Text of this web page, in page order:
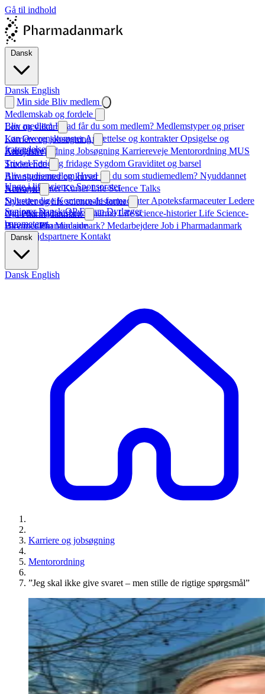
Gå til indhold
Dansk
Dansk English
Min side Bliv medlem
Medlemskab og fordele
Bliv medlemHvad får du som medlem? Medlemstyper og priser
Løn og vilkår
LønOverenskomsterAnsættelse og kontrakterOpsigelse og
fratrædelse
Karriere og jobsøgning
Karrierevejledning Jobsøgning Karriereveje Mentorordning MUS
Arbejdsliv
TrivselFerie og fridage Sygdom Graviditet og barsel
Studerende
Bliv studiemedlemHvad får du som studiemedlem? Nyuddannet
Unge i life scienceSponsorater
Arrangementer og kurser
ArrangementerKurserLife Science Talks
Netværk
SelvstændigeKommunale farmaceuterApoteksfarmaceuterLedere
SeniorerDansk QP ForumDyrlæger
Nyheder og life science-historier
NyhederNyhedsbrev PharmaLife science-historierLife Science-
barometeret
Om Pharmadanmark
Hvem er Pharmadanmark? Medarbejdere Job i Pharmadanmark
Samarbejdspartnere Kontakt
Bliv medlemMin side
Dansk
Dansk English
Karriere og jobsøgning
Mentorordning
”Jeg skal ikke give svaret – men stille de rigtige spørgsmål”